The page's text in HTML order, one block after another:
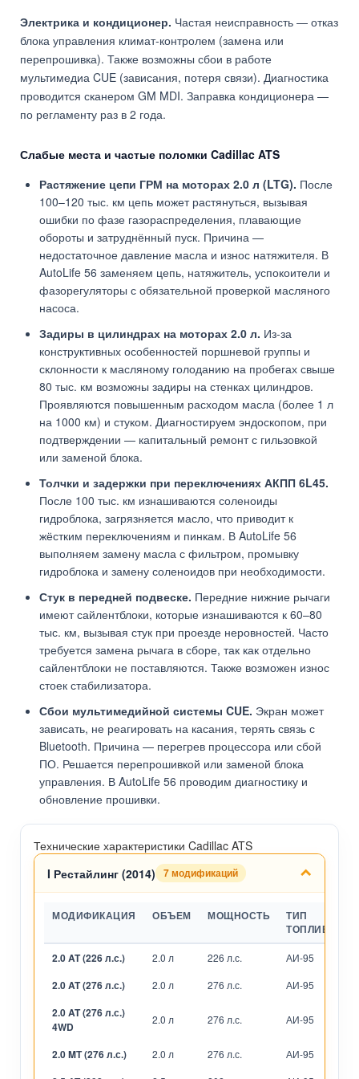
Электрика и кондиционер. Частая неисправность — отказ
блока управления климат-контролем (замена или
перепрошивка). Также возможны сбои в работе
мультимедиа CUE (зависания, потеря связи). Диагностика
проводится сканером GM MDI. Заправка кондиционера —
по регламенту раз в 2 года.
Слабые места и частые поломки Cadillac ATS
Растяжение цепи ГРМ на моторах 2.0 л (LTG). После
100–120 тыс. км цепь может растянуться, вызывая
ошибки по фазе газораспределения, плавающие
обороты и затруднённый пуск. Причина —
недостаточное давление масла и износ натяжителя. В
AutoLife 56 заменяем цепь, натяжитель, успокоители и
фазорегуляторы с обязательной проверкой масляного
насоса.
Задиры в цилиндрах на моторах 2.0 л. Из-за
конструктивных особенностей поршневой группы и
склонности к масляному голоданию на пробегах свыше
80 тыс. км возможны задиры на стенках цилиндров.
Проявляются повышенным расходом масла (более 1 л
на 1000 км) и стуком. Диагностируем эндоскопом, при
подтверждении — капитальный ремонт с гильзовкой
или заменой блока.
Толчки и задержки при переключениях АКПП 6L45.
После 100 тыс. км изнашиваются соленоиды
гидроблока, загрязняется масло, что приводит к
жёстким переключениям и пинкам. В AutoLife 56
выполняем замену масла с фильтром, промывку
гидроблока и замену соленоидов при необходимости.
Стук в передней подвеске. Передние нижние рычаги
имеют сайлентблоки, которые изнашиваются к 60–80
тыс. км, вызывая стук при проезде неровностей. Часто
требуется замена рычага в сборе, так как отдельно
сайлентблоки не поставляются. Также возможен износ
стоек стабилизатора.
Сбои мультимедийной системы CUE. Экран может
зависать, не реагировать на касания, терять связь с
Bluetooth. Причина — перегрев процессора или сбой
ПО. Решается перепрошивкой или заменой блока
управления. В AutoLife 56 проводим диагностику и
обновление прошивки.
Технические характеристики Cadillac ATS
I Рестайлинг (2014)
7 модификаций
МОДИФИКАЦИЯ ОБЪЕМ МОЩНОСТЬ
ТИП
ТОПЛИВА
2.0 AT (226 л.с.) 2.0 л 226 л.с. АИ-95
2.0 AT (276 л.с.) 2.0 л 276 л.с. АИ-95
2.0 AT (276 л.с.)
4WD
2.0 л 276 л.с. АИ-95
2.0 MT (276 л.с.) 2.0 л 276 л.с. АИ-95